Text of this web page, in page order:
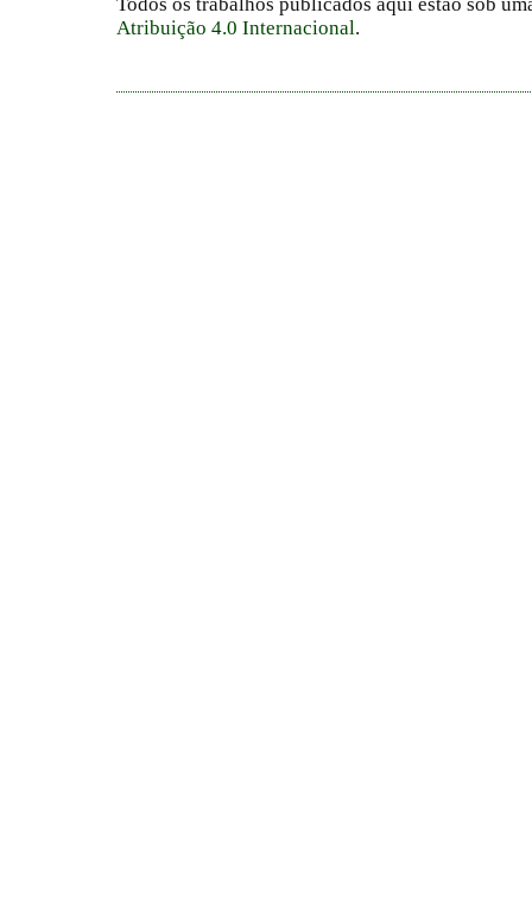
Atribuição 4.0 Internacional.